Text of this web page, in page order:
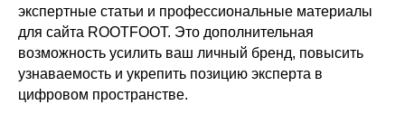
экспертные статьи и профессиональные материалы
для сайта ROOTFOOT. Это дополнительная
возможность усилить ваш личный бренд, повысить
узнаваемость и укрепить позицию эксперта в
цифровом пространстве.